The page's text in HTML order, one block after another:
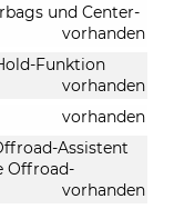
und Center-
vorhanden
Funktion
vorhanden
vorhanden
Assistent
Offroad-
vorhanden